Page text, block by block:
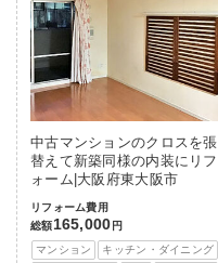
中古マンションのクロスを張
替えて新築同様の内装にリフ
ォーム|大阪府東大阪市
リフォーム費用
総額165,000 円
マンション
キッチン・ダイニング